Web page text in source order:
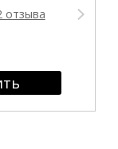
отзыва